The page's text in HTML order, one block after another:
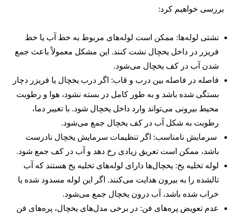
خواهیم کرد:
نشتی لوله‌ها: ممکن است لوله‌های مربوط به خط آب یا خط
فریزر در داخل یخچال نشت کنند. این مشکل معمولاً باعث جمع
شدن آب در کف یخچال می‌شود.
فاصله در فاصله بین درب و قاب: اگر درب یخچال یا فریزر دچار
بستگی شده باشد و به طور کامل در بسته نشود، هوا و رطوبت
محیط بیرونی می‌تواند وارد داخل یخچال شود. با تغییر دما،
رطوبت به شکل آب در کف یخچال جمع می‌شود.
سرمایش نامناسب: اگر تنظیمات سرمایش یخچال نادرست
باشد، ممکن است تعریق زیادی رخ دهد و آب در کف جمع شود.
لوله تخلیه یخ: یخچال‌ها دارای لوله‌های تخلیه یخ هستند که آب
تالشده را به بیرون هدایت می‌کنند. اگر این لوله مسدود شده یا
خراب شده باشد، آب درون یخچال جمع می‌شود.
عدم تعویض پره‌های فن: در برخی مدل‌های یخچال، پره‌های فن